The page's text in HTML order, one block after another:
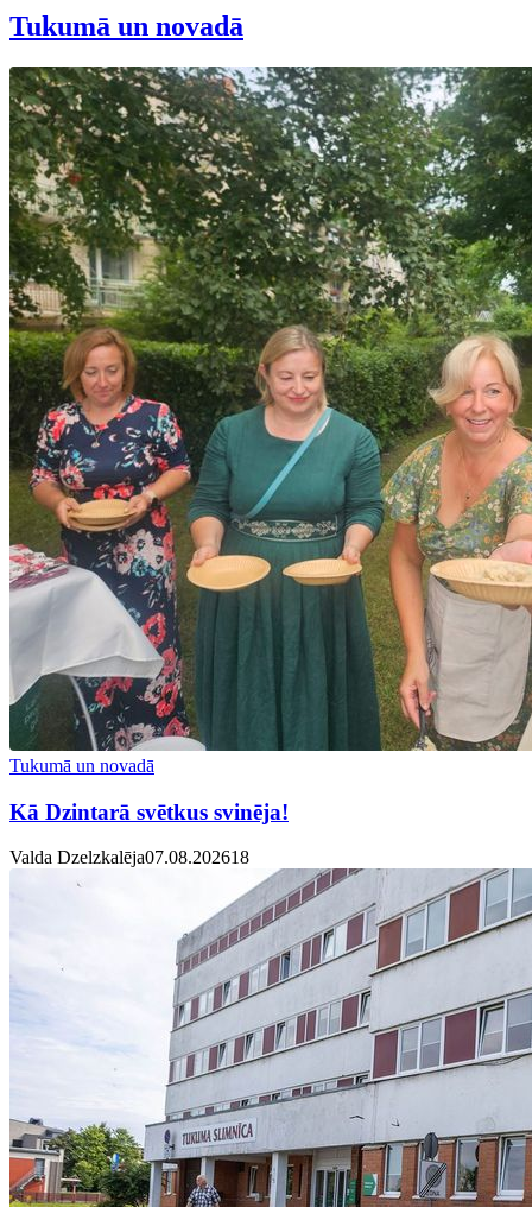
Tukumā un novadā
Tukumā un novadā
Kā Dzintarā svētkus svinēja!
Valda Dzelzkalēja07.08.202618